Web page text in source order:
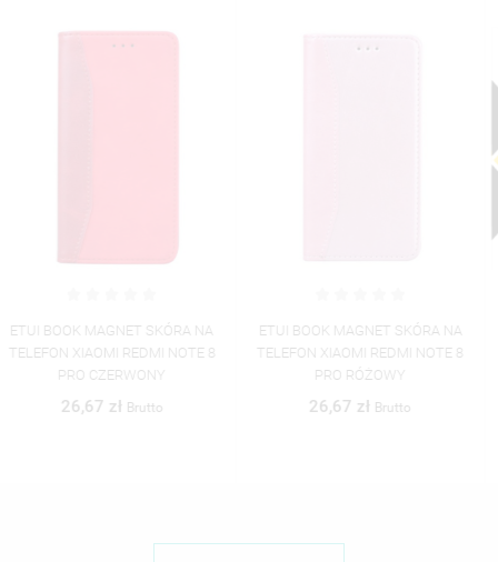
ETUI BOOK MAGNET SKÓRA NA
TELEFON XIAOMI REDMI NOTE 8
PRO RÓŻOWY
26,67 zł Brutto
FOLIA HYDROŻELOWA NA
TELEFON XIAOMI REDMI NOTE 8
PRO TRANSPARENTNY
25,00 zł Brutto